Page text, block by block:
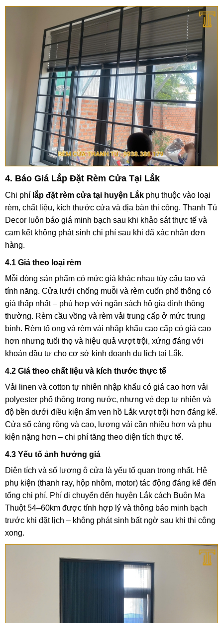
4. Báo Giá Lắp Đặt Rèm Cửa Tại Lắk
Chi phí lắp đặt rèm cửa tại huyện Lắk phụ thuộc vào loại
rèm, chất liệu, kích thước cửa và địa bàn thi công. Thanh Tú
Decor luôn báo giá minh bạch sau khi khảo sát thực tế và
cam kết không phát sinh chi phí sau khi đã xác nhận đơn
hàng.
4.1 Giá theo loại rèm
Mỗi dòng sản phẩm có mức giá khác nhau tùy cấu tạo và
tính năng. Cửa lưới chống muỗi và rèm cuốn phổ thông có
giá thấp nhất – phù hợp với ngân sách hộ gia đình thông
thường. Rèm cầu vồng và rèm vải trung cấp ở mức trung
bình. Rèm tổ ong và rèm vải nhập khẩu cao cấp có giá cao
hơn nhưng tuổi thọ và hiệu quả vượt trội, xứng đáng với
khoản đầu tư cho cơ sở kinh doanh du lịch tại Lắk.
4.2 Giá theo chất liệu và kích thước thực tế
Vải linen và cotton tự nhiên nhập khẩu có giá cao hơn vải
polyester phổ thông trong nước, nhưng vẻ đẹp tự nhiên và
độ bền dưới điều kiện ẩm ven hồ Lắk vượt trội hơn đáng kể.
Cửa sổ càng rộng và cao, lượng vải cần nhiều hơn và phụ
kiện nặng hơn – chi phí tăng theo diện tích thực tế.
4.3 Yếu tố ảnh hưởng giá
Diện tích và số lượng ô cửa là yếu tố quan trọng nhất. Hệ
phụ kiện (thanh ray, hộp nhôm, motor) tác động đáng kể đến
tổng chi phí. Phí di chuyển đến huyện Lắk cách Buôn Ma
Thuột 54–60km được tính hợp lý và thông báo minh bạch
trước khi đặt lịch – không phát sinh bất ngờ sau khi thi công
xong.